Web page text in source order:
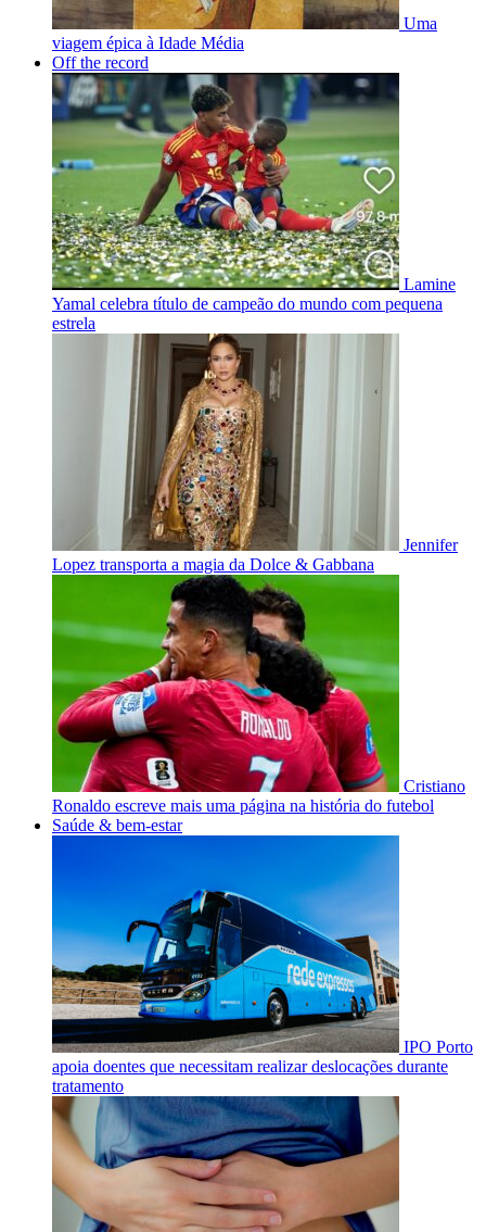
Uma
viagem épica à Idade Média
Off the record
Lamine
Yamal celebra título de campeão do mundo com pequena
estrela
Jennifer
Lopez transporta a magia da Dolce & Gabbana
Cristiano
Ronaldo escreve mais uma página na história do futebol
Saúde & bem-estar
IPO Porto
apoia doentes que necessitam realizar deslocações durante
tratamento